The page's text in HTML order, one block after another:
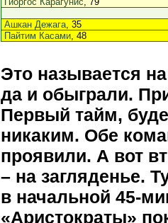
Ашкан Дежага, 35
Пайтим Касами, 48
Это называется
да и обыграли.
Первый тайм,
никаким. Обе
проявили. А вот
– на загляденье.
в начальной 45-
«Аристократы»